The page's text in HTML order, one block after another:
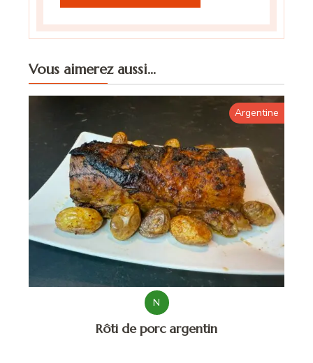
Vous aimerez aussi...
Argentine
N
Rôti de porc argentin